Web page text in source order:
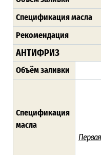
Спецификация масла
Рекомендация
АНТИФРИЗ
Объём заливки
Спецификация
масла